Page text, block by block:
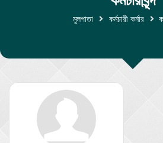
মুলপাতা কর্মচারী কর্নার